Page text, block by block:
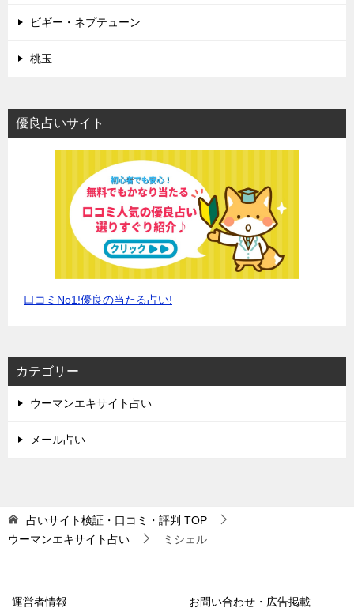
ビギー・ネプテューン
桃玉
優良占いサイト
口コミNo1!優良の当たる占い!
カテゴリー
ウーマンエキサイト占い
メール占い
占いサイト検証・口コミ・評判 TOP
ウーマンエキサイト占い
ミシェル
運営者情報 お問い合わせ・広告掲載